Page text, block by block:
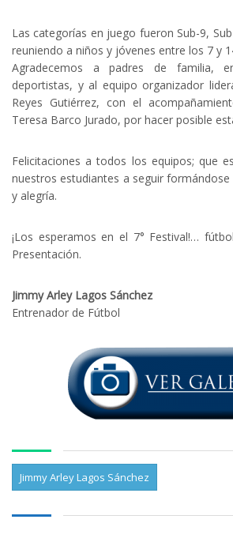
Las categorías en juego fueron Sub-9,
reuniendo a niños y jóvenes entre los 7 y
Agradecemos a padres de familia,
deportistas, y al equipo organizador
Reyes Gutiérrez, con el
Teresa Barco Jurado, por hacer posible
Felicitaciones a todos los equipos; que
nuestros estudiantes a seguir formándose
y alegría.
¡Los esperamos en el 7° Festival!…
Presentación.
Jimmy Arley Lagos Sánchez
Entrenador de Fútbol
Jimmy Arley Lagos Sánchez